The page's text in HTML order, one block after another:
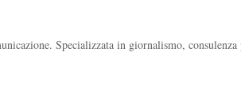
Specializzata in giornalismo,